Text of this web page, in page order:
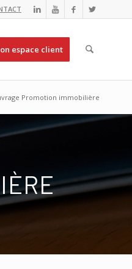
espace client
Promotion immobilière